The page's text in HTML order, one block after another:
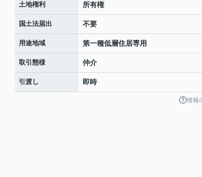
土地権利 所有権
国土法届出 不要
用途地域 第一種低層住居専用
取引態様 仲介
引渡し 即時
情報